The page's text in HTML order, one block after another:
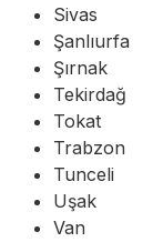
Sivas
Şanlıurfa
Şırnak
Tekirdağ
Tokat
Trabzon
Tunceli
Uşak
Van